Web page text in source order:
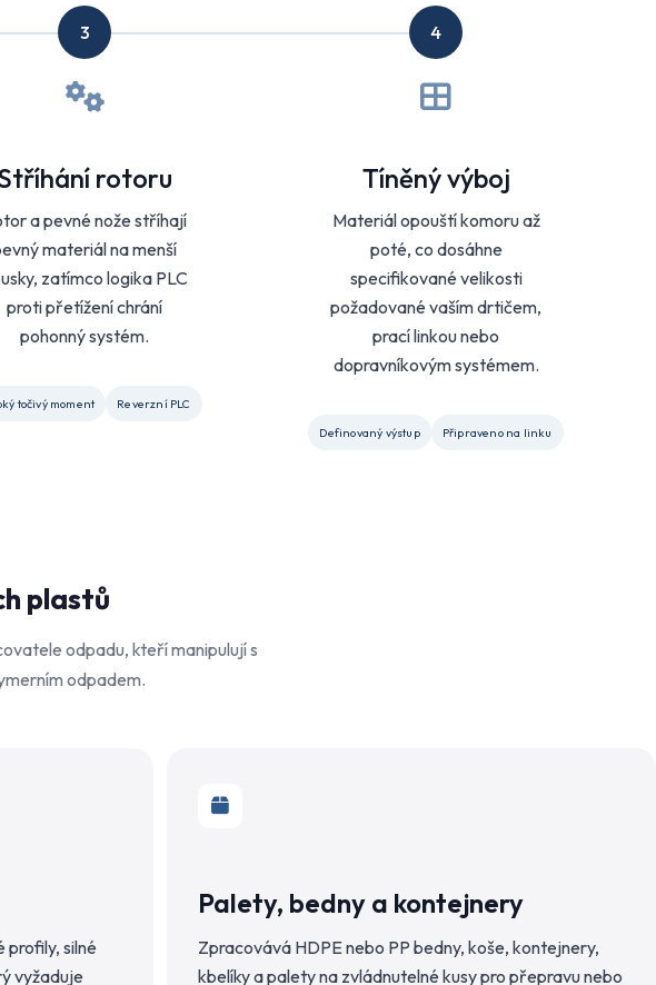
3
rotoru
a pevné nože stříhají
materiál na menší
zatímco logika PLC
proti přetížení chrání
pohonný systém.
točivý moment Reverzní PLC
4
Tíněný výboj
Materiál opouští komoru až
poté, co dosáhne
specifikované velikosti
požadované vaším drtičem,
prací linkou nebo
dopravníkovým systémem.
Definovaný výstup Připraveno na linku
plastů
odpadu, kteří manipulují s
odpadem.
profily, silné
vyžaduje
Palety, bedny a kontejnery
Zpracovává HDPE nebo PP bedny, koše, kontejnery,
kbelíky a palety na zvládnutelné kusy pro přepravu nebo